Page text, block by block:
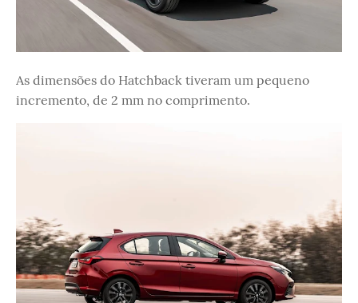
As dimensões do Hatchback tiveram um pequeno
incremento, de 2 mm no comprimento.